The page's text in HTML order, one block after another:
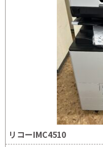
リコーIMC4510